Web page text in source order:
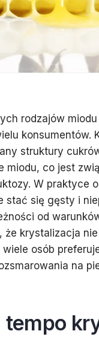
rodzajów
konsumentów.
struktury
miodu, co jest
W praktyce
się gęsty i
od
krystalizacja
osób
na
tempo